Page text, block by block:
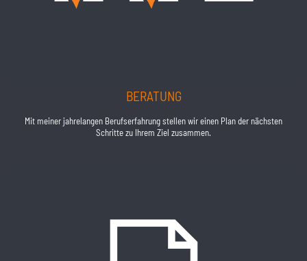
BERATUNG
Mit meiner jahrelangen Berufserfahrung stellen wir einen Plan der nächsten
Schritte zu Ihrem Ziel zusammen.